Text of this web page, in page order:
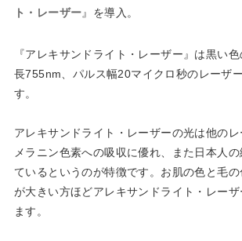
ト・レーザー』を導入。
『アレキサンドライト・レーザー』は黒い
長755nm、パルス幅20マイクロ秒のレーザ
す。
アレキサンドライト・レーザーの光は他の
メラニン色素への吸収に優れ、また日本人
ているというのが特徴です。お肌の色と毛
が大きい方ほどアレキサンドライト・レー
ます。